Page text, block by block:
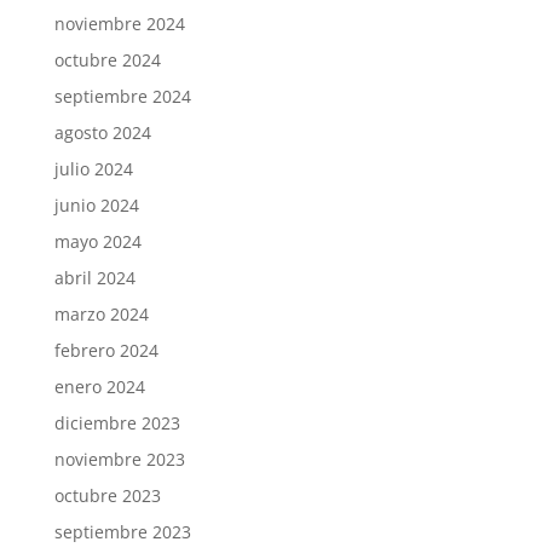
noviembre 2024
octubre 2024
septiembre 2024
agosto 2024
julio 2024
junio 2024
mayo 2024
abril 2024
marzo 2024
febrero 2024
enero 2024
diciembre 2023
noviembre 2023
octubre 2023
septiembre 2023